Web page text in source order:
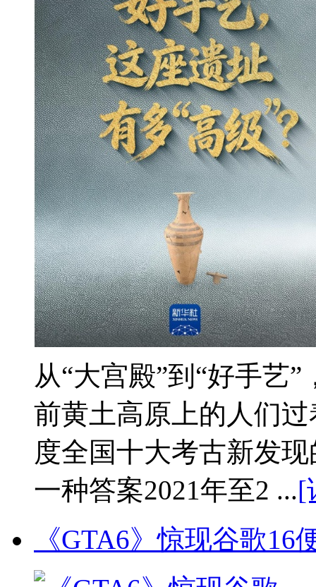
从“大宫殿”到“好手艺
前黄土高原上的人们
度全国十大考古新发
一种答案2021年至2 ...[
《GTA6》惊现谷歌